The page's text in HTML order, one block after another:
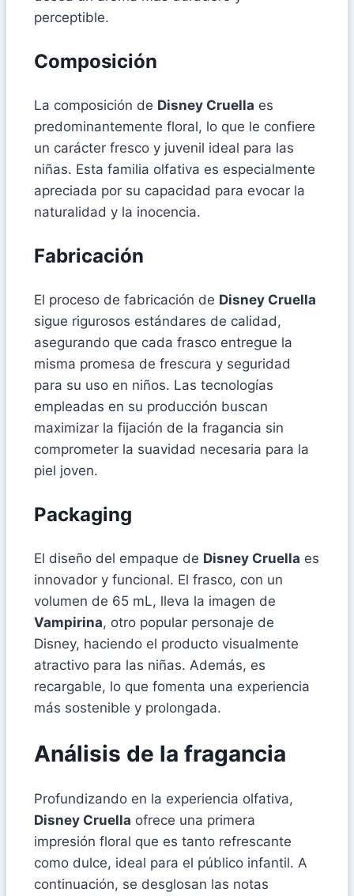
perceptible.
Composición
La composición de Disney Cruella es
predominantemente floral, lo que le confiere
un carácter fresco y juvenil ideal para las
niñas. Esta familia olfativa es especialmente
apreciada por su capacidad para evocar la
naturalidad y la inocencia.
Fabricación
El proceso de fabricación de Disney Cruella
sigue rigurosos estándares de calidad,
asegurando que cada frasco entregue la
misma promesa de frescura y seguridad
para su uso en niños. Las tecnologías
empleadas en su producción buscan
maximizar la fijación de la fragancia sin
comprometer la suavidad necesaria para la
piel joven.
Packaging
El diseño del empaque de Disney Cruella es
innovador y funcional. El frasco, con un
volumen de 65 mL, lleva la imagen de
Vampirina, otro popular personaje de
Disney, haciendo el producto visualmente
atractivo para las niñas. Además, es
recargable, lo que fomenta una experiencia
más sostenible y prolongada.
Análisis de la fragancia
Profundizando en la experiencia olfativa,
Disney Cruella ofrece una primera
impresión floral que es tanto refrescante
como dulce, ideal para el público infantil. A
continuación, se desglosan las notas